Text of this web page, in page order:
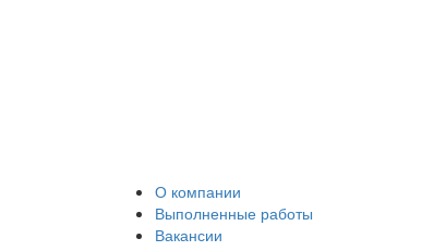
О компании
Выполненные работы
Вакансии